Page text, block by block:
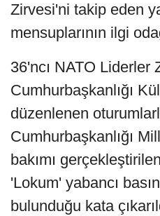
Zirvesi'ni takip eden
mensuplarının ilgi
36'ncı NATO Liderler
Cumhurbaşkanlığı
düzenlenen
Cumhurbaşkanlığı
bakımı
'Lokum' yabancı
bulunduğu kata